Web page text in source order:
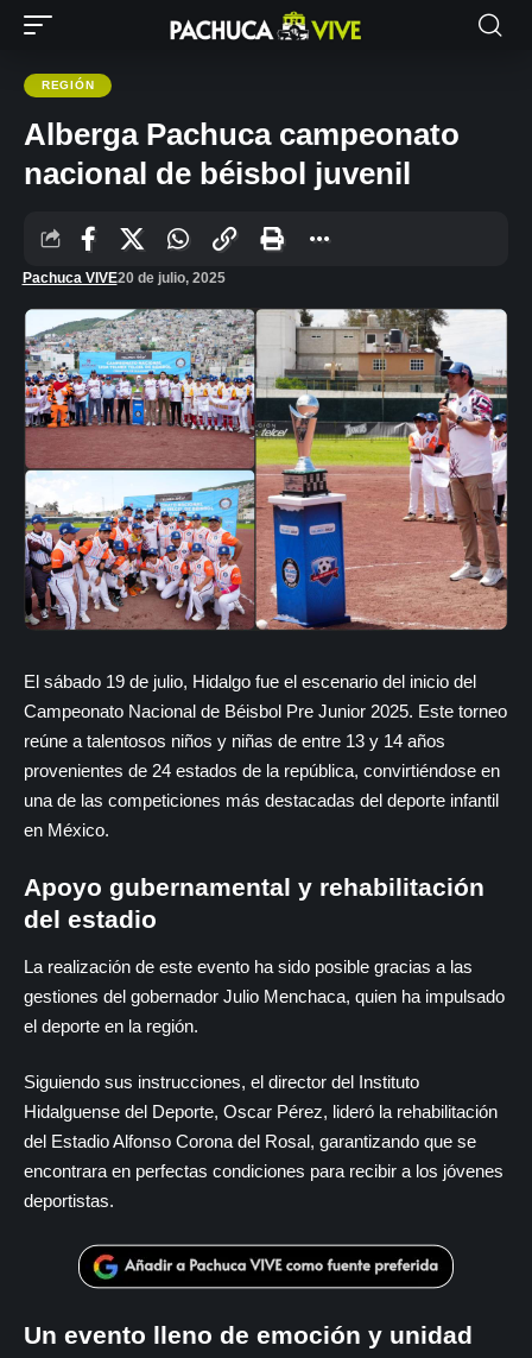
REGIÓN
Alberga Pachuca campeonato
nacional de béisbol juvenil
Pachuca VIVE20 de julio, 2025
El sábado 19 de julio, Hidalgo fue el escenario del inicio del
Campeonato Nacional de Béisbol Pre Junior 2025. Este torneo
reúne a talentosos niños y niñas de entre 13 y 14 años
provenientes de 24 estados de la república, convirtiéndose en
una de las competiciones más destacadas del deporte infantil
en México.
Apoyo gubernamental y rehabilitación
del estadio
La realización de este evento ha sido posible gracias a las
gestiones del gobernador Julio Menchaca, quien ha impulsado
el deporte en la región.
Siguiendo sus instrucciones, el director del Instituto
Hidalguense del Deporte, Oscar Pérez, lideró la rehabilitación
del Estadio Alfonso Corona del Rosal, garantizando que se
encontrara en perfectas condiciones para recibir a los jóvenes
deportistas.
Un evento lleno de emoción y unidad